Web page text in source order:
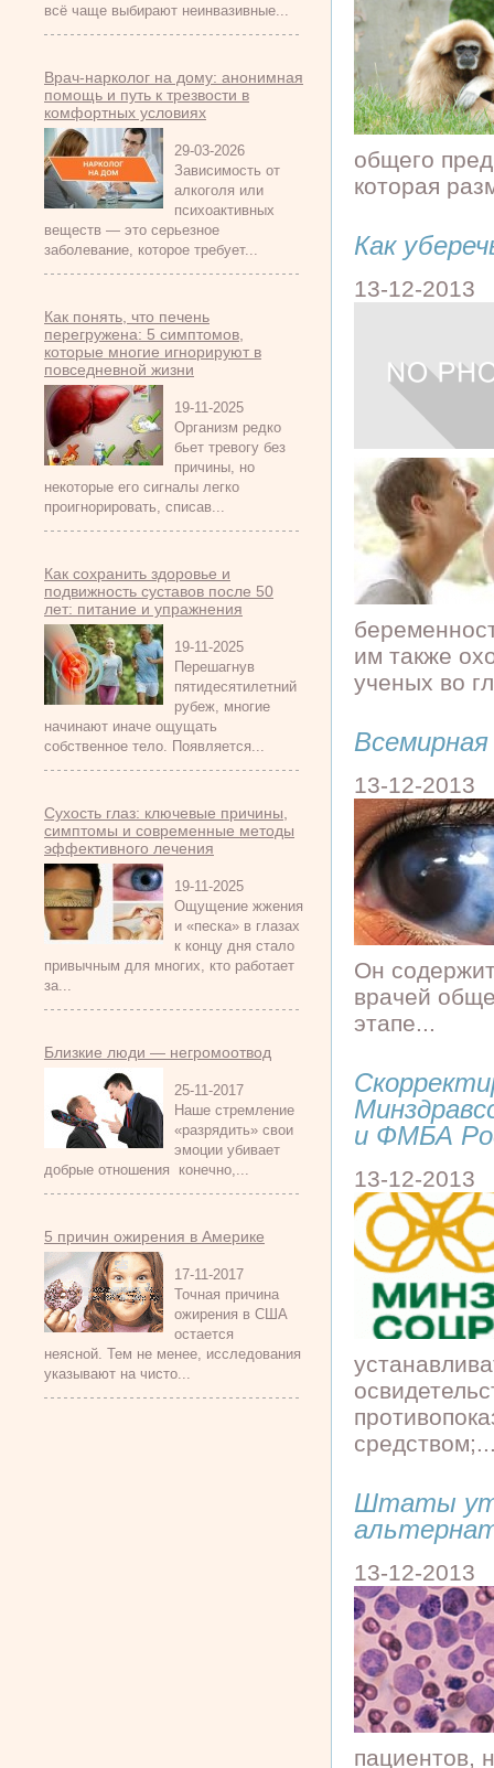
всё чаще выбирают неинвазивные...
Врач-нарколог на дому: анонимная
помощь и путь к трезвости в
комфортных условиях
29-03-2026
Зависимость от
алкоголя или
психоактивных
веществ — это серьезное
заболевание, которое требует...
Как понять, что печень
перегружена: 5 симптомов,
которые многие игнорируют в
повседневной жизни
19-11-2025
Организм редко
бьет тревогу без
причины, но
некоторые его сигналы легко
проигнорировать, списав...
Как сохранить здоровье и
подвижность суставов после 50
лет: питание и упражнения
19-11-2025
Перешагнув
пятидесятилетний
рубеж, многие
начинают иначе ощущать
собственное тело. Появляется...
Сухость глаз: ключевые причины,
симптомы и современные методы
эффективного лечения
19-11-2025
Ощущение жжения
и «песка» в глазах
к концу дня стало
привычным для многих, кто работает
за...
Близкие люди — негромоотвод
25-11-2017
Наше стремление
«разрядить» свои
эмоции убивает
добрые отношения конечно,...
5 причин ожирения в Америке
17-11-2017
Точная причина
ожирения в США
остается
неясной. Тем не менее, исследования
указывают на чисто...
общего
которая
Как
13-12-2013
им также
ученых во
13-12-2013
Он
врачей
этапе...
и ФМБА
13-12-2013
Штаты
13-12-2013
пациентов,